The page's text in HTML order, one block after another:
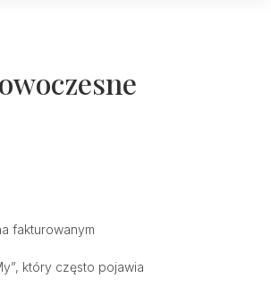
fakturowanym
który często pojawia